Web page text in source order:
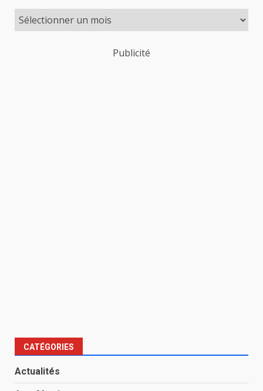
Publicité
CATÉGORIES
Actualités